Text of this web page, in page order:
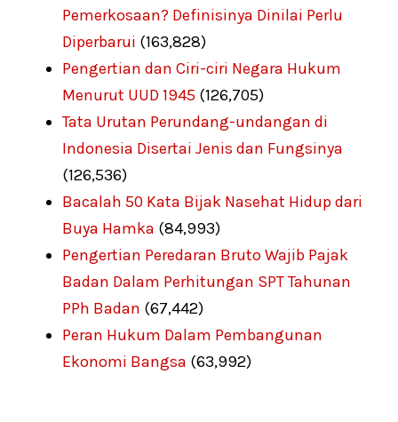
Pemerkosaan? Definisinya Dinilai Perlu
Diperbarui (163,828)
Pengertian dan Ciri-ciri Negara Hukum
Menurut UUD 1945 (126,705)
Tata Urutan Perundang-undangan di
Indonesia Disertai Jenis dan Fungsinya
(126,536)
Bacalah 50 Kata Bijak Nasehat Hidup dari
Buya Hamka (84,993)
Pengertian Peredaran Bruto Wajib Pajak
Badan Dalam Perhitungan SPT Tahunan
PPh Badan (67,442)
Peran Hukum Dalam Pembangunan
Ekonomi Bangsa (63,992)